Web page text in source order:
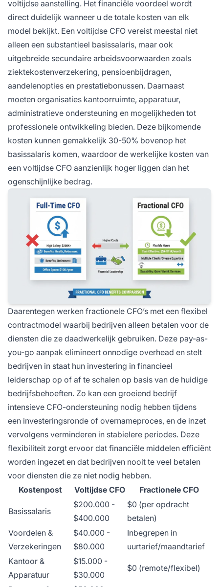
voltijdse aanstelling. Het financiële voordeel wordt
direct duidelijk wanneer u de totale kosten van elk
model bekijkt. Een voltijdse CFO vereist meestal niet
alleen een substantieel basissalaris, maar ook
uitgebreide secundaire arbeidsvoorwaarden zoals
ziektekostenverzekering, pensioenbijdragen,
aandelenopties en prestatiebonussen. Daarnaast
moeten organisaties kantoorruimte, apparatuur,
administratieve ondersteuning en mogelijkheden tot
professionele ontwikkeling bieden. Deze bijkomende
kosten kunnen gemakkelijk 30-50% bovenop het
basissalaris komen, waardoor de werkelijke kosten van
een voltijdse CFO aanzienlijk hoger liggen dan het
ogenschijnlijke bedrag.
Daarentegen werken fractionele CFO’s met een flexibel
contractmodel waarbij bedrijven alleen betalen voor de
diensten die ze daadwerkelijk gebruiken. Deze pay-as-
you-go aanpak elimineert onnodige overhead en stelt
bedrijven in staat hun investering in financieel
leiderschap op of af te schalen op basis van de huidige
bedrijfsbehoeften. Zo kan een groeiend bedrijf
intensieve CFO-ondersteuning nodig hebben tijdens
een investeringsronde of overnameproces, en de inzet
vervolgens verminderen in stabielere periodes. Deze
flexibiliteit zorgt ervoor dat financiële middelen efficiënt
worden ingezet en dat bedrijven nooit te veel betalen
voor diensten die ze niet nodig hebben.
Kostenpost
Voltijdse CFO Fractionele CFO
Basissalaris
$200.000 -
$400.000
$0 (per opdracht
betalen)
Voordelen &
Verzekeringen
$40.000 -
$80.000
Inbegrepen in
uurtarief/maandtarief
Kantoor &
Apparatuur
$15.000 -
$30.000
$0 (remote/flexibel)